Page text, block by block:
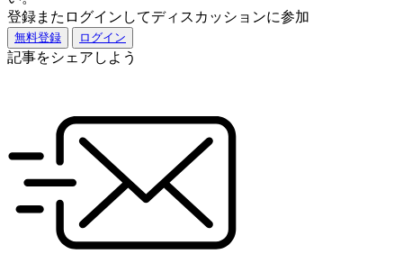
登録またログインしてディスカッションに参加
無料登録 ログイン
記事をシェアしよう